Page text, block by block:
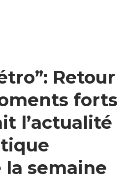
Retour
forts
l’actualité
semaine